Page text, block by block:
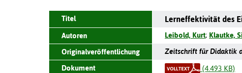
Titel Lerneffektivität des
Autoren Leibold, Kurt; Klautke,
Originalveröffentlichung
Zeitschrift für Didaktik
Dokument
(4.493 KB)